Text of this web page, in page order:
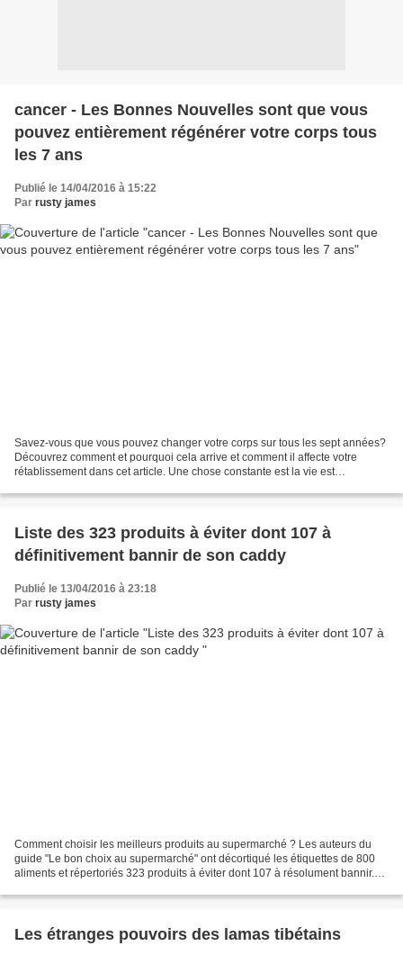
cancer - Les Bonnes Nouvelles sont que vous
pouvez entièrement régénérer votre corps tous
les 7 ans
Publié le 14/04/2016 à 15:22
Par rusty james
Savez-vous que vous pouvez changer votre corps sur tous les sept années?
Découvrez comment et pourquoi cela arrive et comment il affecte votre
rétablissement dans cet article. Une chose constante est la vie est
Liste des 323 produits à éviter dont 107 à
définitivement bannir de son caddy
Publié le 13/04/2016 à 23:18
Par rusty james
Comment choisir les meilleurs produits au supermarché ? Les auteurs du
guide "Le bon choix au supermarché" ont décortiqué les étiquettes de 800
aliments et répertoriés 323 produits à éviter dont 107 à résolument bannir.
Les étranges pouvoirs des lamas tibétains